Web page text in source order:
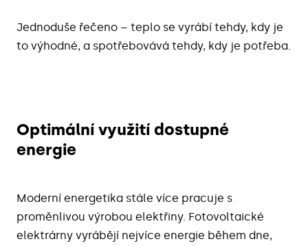
Jednoduše řečeno – teplo se vyrábí tehdy, kdy je
to výhodné, a spotřebovává tehdy, kdy je potřeba.
Optimální využití dostupné
energie
Moderní energetika stále více pracuje s
proměnlivou výrobou elektřiny. Fotovoltaické
elektrárny vyrábějí nejvíce energie během dne,